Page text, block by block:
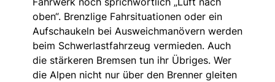
oben“. Brenzlige Fahrsituationen oder ein
Aufschaukeln bei Ausweichmanövern werden
beim Schwerlastfahrzeug vermieden. Auch
die stärkeren Bremsen tun ihr Übriges. Wer
die Alpen nicht nur über den Brenner gleiten